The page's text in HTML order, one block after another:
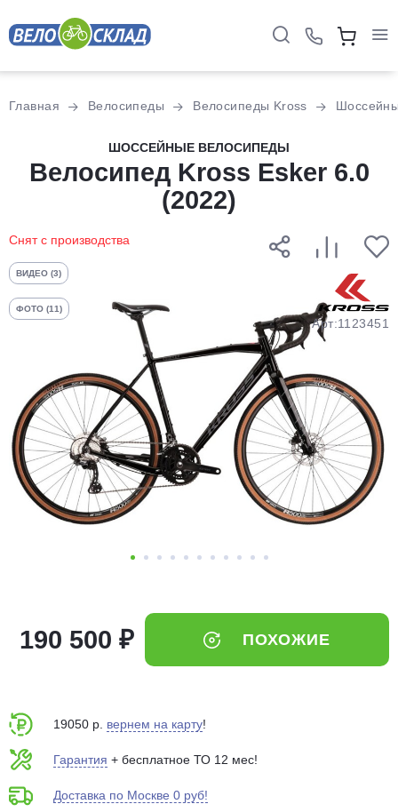
Главная Велосипеды Велосипеды Kross
ШОССЕЙНЫЕ ВЕЛОСИПЕДЫ
Велосипед Kross Esker 6.0
(2022)
Снят с производства
ВИДЕО (3)
ФОТО (11)
Арт:1123451
190 500 ₽ ПОХОЖИЕ
19050 р. вернем на карту!
Гарантия + бесплатное ТО 12 мес!
Доставка по Москве 0 руб!
Разбейте
оплатуна части
без переплат
График платежей
Добавляйте товары
в корзину
Оплачивайте сегодня только
25% картой любого банка
Оставшиеся75% будут
Подробнее